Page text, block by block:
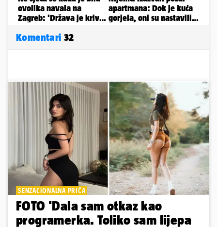
Komentari 32
SENZACIONALNA PRIČA
FOTO 'Dala sam otkaz kao
programerka. Toliko sam lijepa